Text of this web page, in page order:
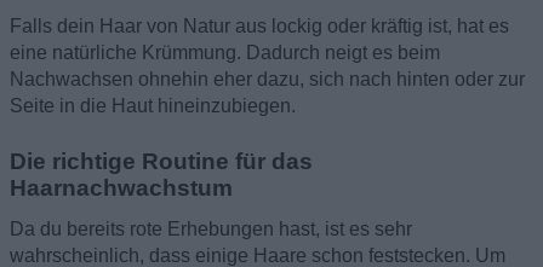
Falls dein Haar von Natur aus lockig oder kräftig ist, hat es
eine natürliche Krümmung. Dadurch neigt es beim
Nachwachsen ohnehin eher dazu, sich nach hinten oder zur
Seite in die Haut hineinzubiegen.
Die richtige Routine für das
Haarnachwachstum
Da du bereits rote Erhebungen hast, ist es sehr
wahrscheinlich, dass einige Haare schon feststecken. Um